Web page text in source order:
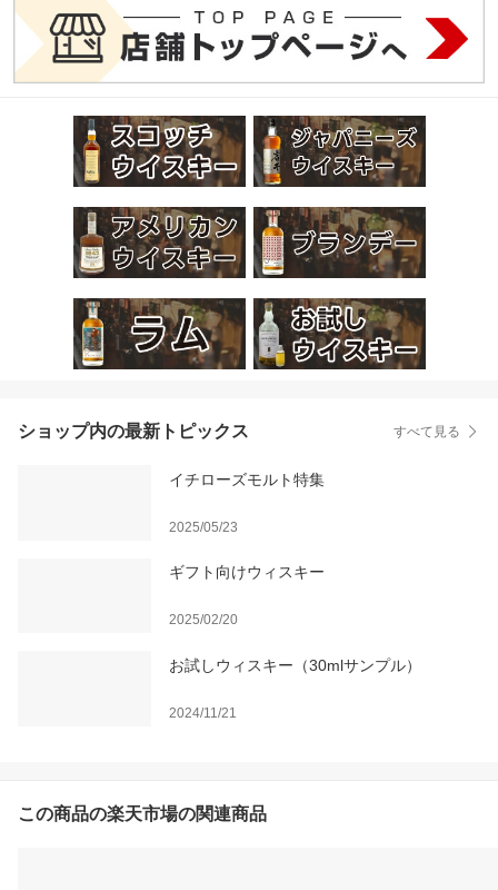
ショップ内の最新トピックス すべて見る
イチローズモルト特集
2025/05/23
ギフト向けウィスキー
2025/02/20
お試しウィスキー（30mlサンプル）
2024/11/21
この商品の楽天市場の関連商品